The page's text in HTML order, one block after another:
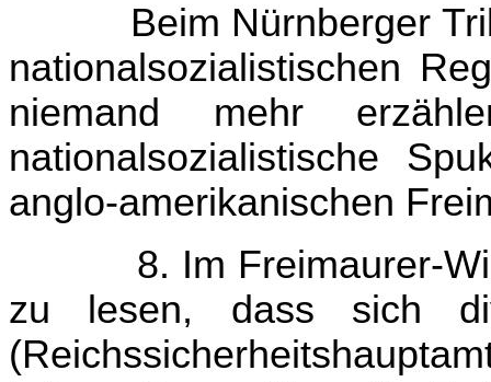
Beim Nürnberger
nationalsozialistischen
niemand mehr
nationalsozialistische
anglo-amerikanischen
8. Im Freimaurer-
zu lesen, dass sich